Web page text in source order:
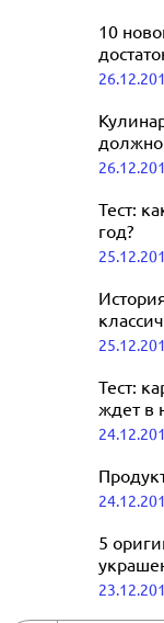
10
должно
зодиака
Тест:
год?
Тест:
ждет в
5